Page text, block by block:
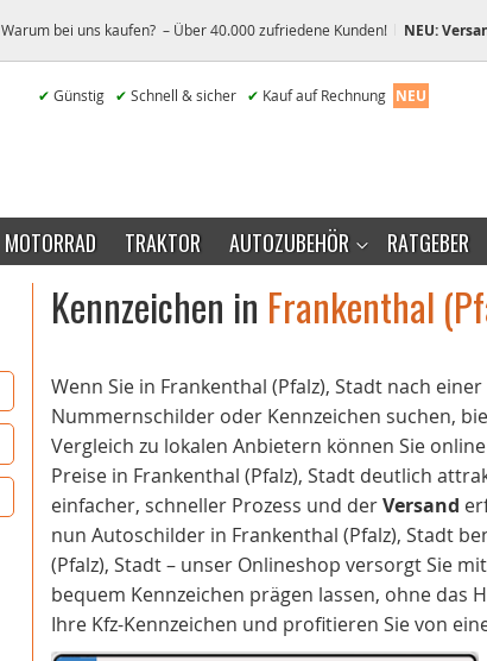
Warum bei uns kaufen? – Über 40.000 zufriedene Kunden! NEU:
✔ Günstig ✔ Schnell & sicher ✔ Kauf auf Rechnung NEU
MOTORRAD TRAKTOR AUTOZUBEHÖR RATGEBER
Kennzeichen in Frankenthal
Wenn Sie in Frankenthal (Pfalz), Stadt nach
Nummernschilder oder Kennzeichen suchen,
Vergleich zu lokalen Anbietern können Sie
Preise in Frankenthal (Pfalz), Stadt deutlich
einfacher, schneller Prozess und derVersand
nun Autoschilder in Frankenthal (Pfalz), Stadt
(Pfalz), Stadt – unser Onlineshop versorgt Sie mit
bequem Kennzeichen prägen lassen, ohne das
Ihre Kfz-Kennzeichen und profitieren Sie von